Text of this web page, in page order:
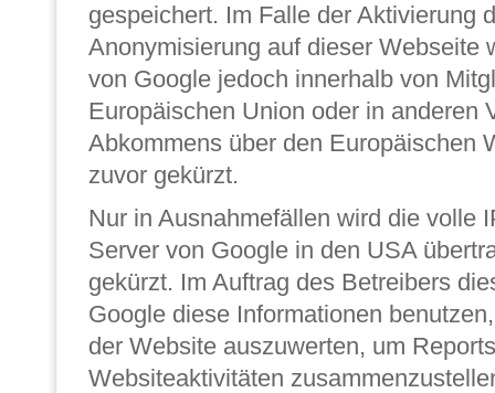
gespeichert. Im Falle der Aktivierung
Anonymisierung auf dieser Webseite
von Google jedoch innerhalb von
Europäischen Union oder in anderen
Abkommens über den Europäischen
zuvor gekürzt.
Nur in Ausnahmefällen wird die volle
Server von Google in den USA
gekürzt. Im Auftrag des Betreibers
Google diese Informationen
der Website auszuwerten, um
Websiteaktivitäten